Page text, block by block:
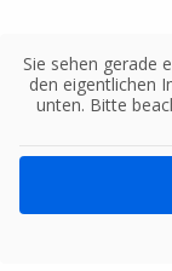
Sie sehen gerade
den eigentlichen
unten. Bitte